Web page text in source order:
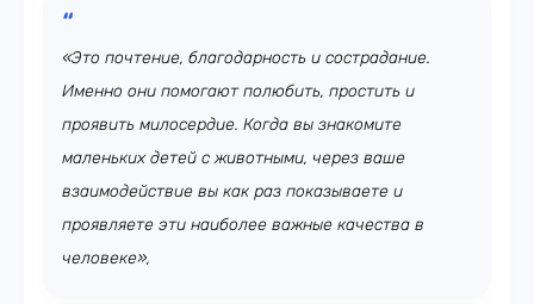
«Это почтение, благодарность и сострадание.
Именно они помогают полюбить, простить и
проявить милосердие. Когда вы знакомите
маленьких детей с животными, через ваше
взаимодействие вы как раз показываете и
проявляете эти наиболее важные качества в
человеке»,